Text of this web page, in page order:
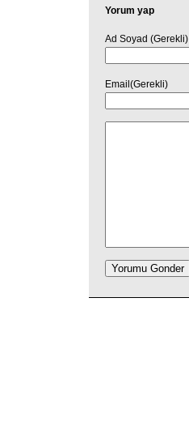
Yorum yap
Ad Soyad (Gerekli)
Email(Gerekli)